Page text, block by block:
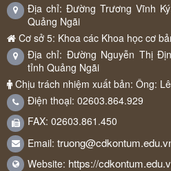
Địa chỉ: Đường Trương Vĩnh
Quảng Ngãi
Cơ sở 5: Khoa các Khoa học cơ
Địa chỉ: Đường Nguyễn Thị
tỉnh Quảng Ngãi
Chịu trách nhiệm xuất bản: Ông:
Điện thoại: 02603.864.929
FAX: 02603.861.450
Email:
Website: https://